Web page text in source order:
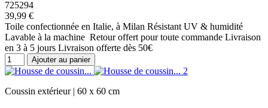
725294
39,99 €
Toile confectionnée en Italie, à Milan Résistant UV & humidité
Lavable à la machine Retour offert pour toute commande Livraison
en 3 à 5 jours Livraison offerte dès 50€
Ajouter au panier
Coussin extérieur | 60 x 60 cm